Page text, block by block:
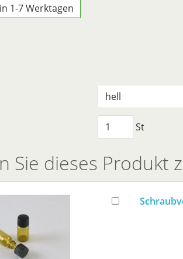
1-7 Werktagen
St
Sie dieses Produkt